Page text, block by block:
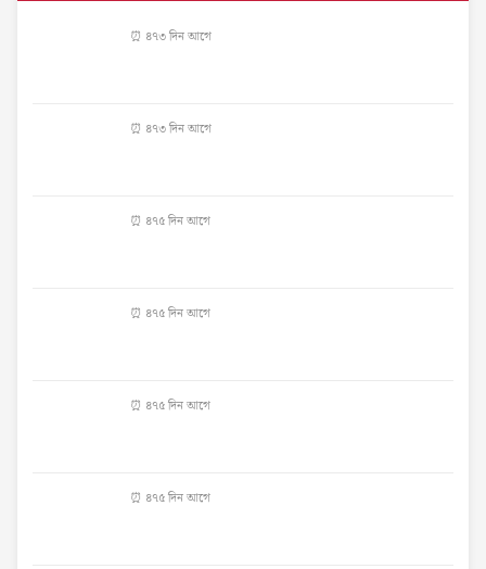
⏰ ৪৭৩ দিন আগে
⏰ ৪৭৩ দিন আগে
⏰ ৪৭৫ দিন আগে
⏰ ৪৭৫ দিন আগে
⏰ ৪৭৫ দিন আগে
⏰ ৪৭৫ দিন আগে